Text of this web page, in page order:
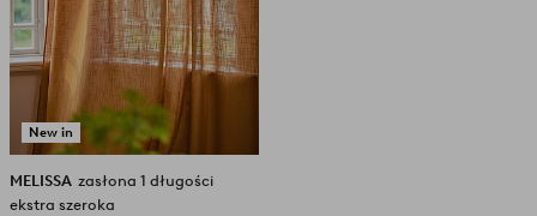
New in
MELISSA zasłona 1 długości
ekstra szeroka